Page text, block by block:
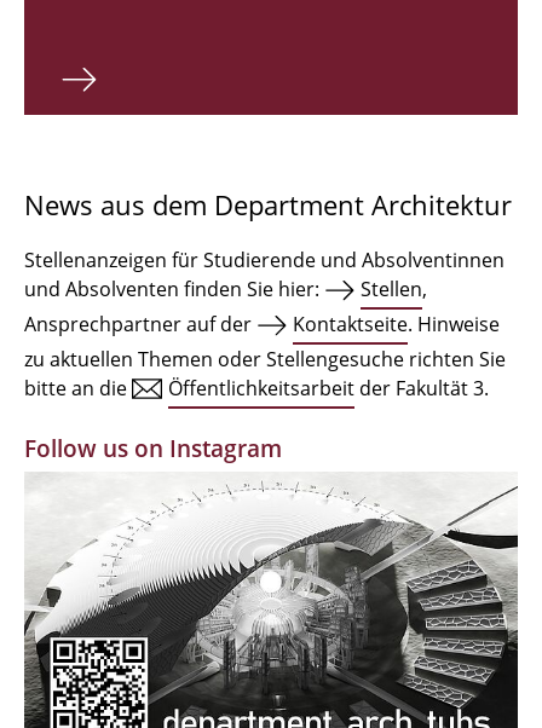
Master Architektur
Qualifikationsprofil
Institute
Einrichtungen
Zeichensäle
MBW | Modellbauwerkstatt
Alumni | cloud club
Dokumente und Downloads
News aus dem Department Architektur
Stellenanzeigen für Studierende und Absolventinnen
und Absolventen finden Sie hier:
Stellen,
Ansprechpartner auf der
Kontaktseite. Hinweise
zu aktuellen Themen oder Stellengesuche richten Sie
bitte an die
Öffentlichkeitsarbeit der Fakultät 3.
Follow us on Instagram